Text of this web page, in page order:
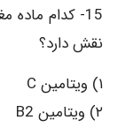
15- کدام
نقش دارد؟
۱) ویتامین C
۲) ویتامین B2